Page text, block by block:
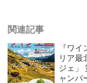
関連記事
『ワ
リア最
ジェ」
ャンパ